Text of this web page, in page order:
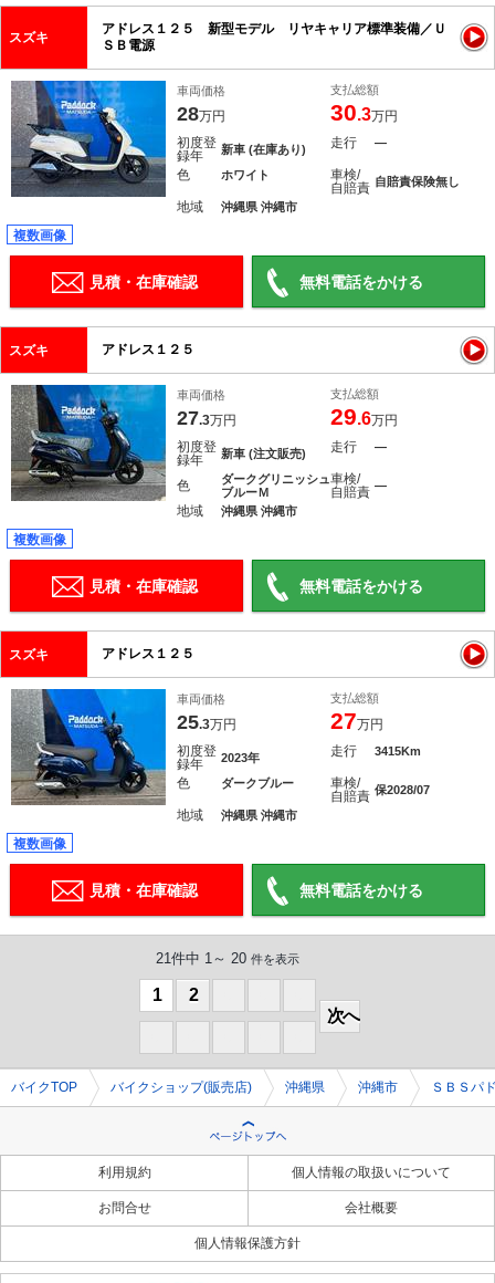
スズキ
アドレス１２５ 新型モデル リヤキャリア標準装備／Ｕ
ＳＢ電源
車両価格
28万円
支払総額
30.3万円
初度登
録年
新車 (在庫あり) 走行 ―
色 ホワイト
車検/
自賠責 自賠責保険無し
地域 沖縄県 沖縄市
複数画像
見積・在庫確認 無料電話をかける
スズキ アドレス１２５
車両価格
27.3万円
支払総額
29.6万円
初度登
録年
新車 (注文販売) 走行 ―
色
ダークグリニッシュ
ブルーＭ
車検/
自賠責 ―
地域 沖縄県 沖縄市
複数画像
見積・在庫確認 無料電話をかける
スズキ アドレス１２５
車両価格
25.3万円
支払総額
27万円
初度登
録年
2023年 走行 3415Km
色 ダークブルー
車検/
自賠責 保2028/07
地域 沖縄県 沖縄市
複数画像
見積・在庫確認 無料電話をかける
21件中 1～ 20 件を表示
1 2
次へ
バイクTOP バイクショップ(販売店) 沖縄県 沖縄市 ＳＢＳパ
利用規約 個人情報の取扱いについて
お問合せ 会社概要
個人情報保護方針